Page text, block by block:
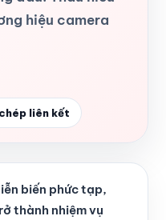
hiệu camera
liên kết
biến phức tạp,
thành nhiệm vụ